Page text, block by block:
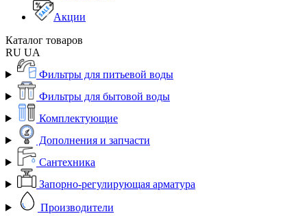
Акции
Каталог товаров
RU UA
Фильтры для питьевой воды
Фильтры для бытовой воды
Комплектующие
Дополнения и запчасти
Сантехника
Запорно-регулирующая арматура
Производители